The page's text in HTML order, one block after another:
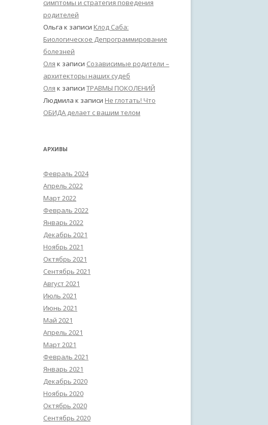
симптомы и стратегия поведения
родителей
Ольга к записи Клод Саба:
Биологическое Депрограммирование
болезней
Оля к записи Созависимые родители –
архитекторы наших судеб
Оля к записи ТРАВМЫ ПОКОЛЕНИЙ
Людмила к записи Не глотать! Что
ОБИДА делает с вашим телом
АРХИВЫ
Февраль 2024
Апрель 2022
Март 2022
Февраль 2022
Январь 2022
Декабрь 2021
Ноябрь 2021
Октябрь 2021
Сентябрь 2021
Август 2021
Июль 2021
Июнь 2021
Май 2021
Апрель 2021
Март 2021
Февраль 2021
Январь 2021
Декабрь 2020
Ноябрь 2020
Октябрь 2020
Сентябрь 2020